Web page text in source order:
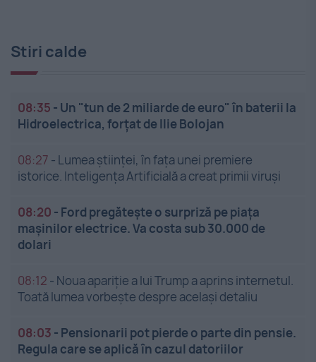
Stiri calde
08:35 - Un "tun de 2 miliarde de euro" în baterii la
Hidroelectrica, forțat de Ilie Bolojan
08:27 - Lumea științei, în fața unei premiere
istorice. Inteligența Artificială a creat primii viruși
08:20 - Ford pregătește o surpriză pe piața
mașinilor electrice. Va costa sub 30.000 de
dolari
08:12 - Noua apariție a lui Trump a aprins internetul.
Toată lumea vorbește despre același detaliu
08:03 - Pensionarii pot pierde o parte din pensie.
Regula care se aplică în cazul datoriilor